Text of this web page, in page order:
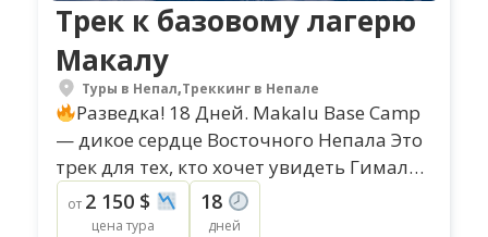
Трек к базовому лагерю
Макалу
Туры в Непал,Треккинг в Непале
Разведка! 18 Дней. Makalu Base Camp
— дикое сердце Восточного Непала Это
трек для тех, кто хочет увидеть Гималаи
«без декораций». Здесь нет толп,
«трасс»...
от 2 150 $
цена тура
18
дней